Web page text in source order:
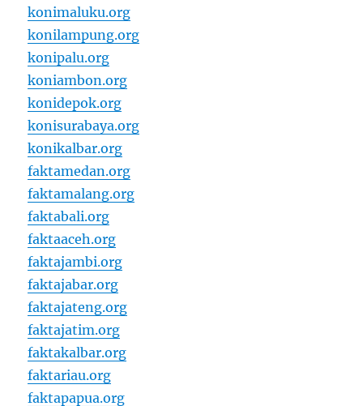
konimaluku.org
konilampung.org
konipalu.org
koniambon.org
konidepok.org
konisurabaya.org
konikalbar.org
faktamedan.org
faktamalang.org
faktabali.org
faktaaceh.org
faktajambi.org
faktajabar.org
faktajateng.org
faktajatim.org
faktakalbar.org
faktariau.org
faktapapua.org